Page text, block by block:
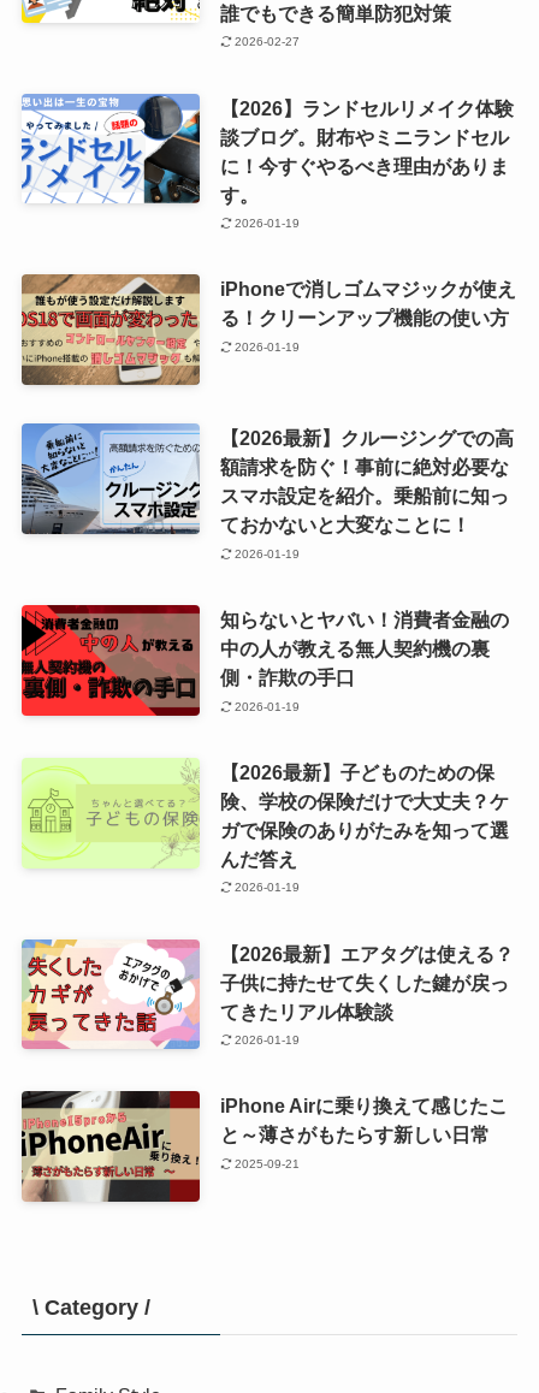
誰でもできる簡単防犯対策
2026-02-27
【2026】ランドセルリメイク体験
談ブログ。財布やミニランドセル
に！今すぐやるべき理由がありま
す。
2026-01-19
iPhoneで消しゴムマジックが使え
る！クリーンアップ機能の使い方
2026-01-19
【2026最新】クルージングでの高
額請求を防ぐ！事前に絶対必要な
スマホ設定を紹介。乗船前に知っ
ておかないと大変なことに！
2026-01-19
知らないとヤバい！消費者金融の
中の人が教える無人契約機の裏
側・詐欺の手口
2026-01-19
【2026最新】子どものための保
険、学校の保険だけで大丈夫？ケ
ガで保険のありがたみを知って選
んだ答え
2026-01-19
【2026最新】エアタグは使える？
子供に持たせて失くした鍵が戻っ
てきたリアル体験談
2026-01-19
iPhone Airに乗り換えて感じたこ
と～薄さがもたらす新しい日常
2025-09-21
\ Category /